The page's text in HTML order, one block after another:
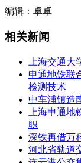
编辑：卓卓
相关新闻
上海交通大
申通地铁联
检测技术
中车浦镇造
上海申通
职
深铁再借万
河北省轨道